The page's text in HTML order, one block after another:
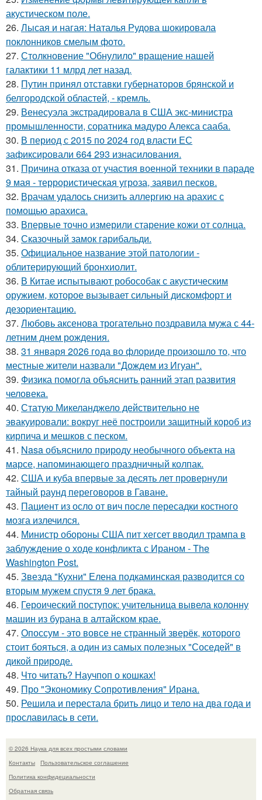
акустическом поле.
26. Лысая и нагая: Наталья Рудова шокировала
поклонников смелым фото.
27. Столкновение "Обнулило" вращение нашей
галактики 11 млрд лет назад.
28. Путин принял отставки губернаторов брянской и
белгородской областей, - кремль.
29. Венесуэла экстрадировала в США экс-министра
промышленности, соратника мадуро Алекса сааба.
30. В период с 2015 по 2024 год власти ЕС
зафиксировали 664 293 изнасилования.
31. Причина отказа от участия военной техники в параде
9 мая - террористическая угроза, заявил песков.
32. Врачам удалось снизить аллергию на арахис с
помощью арахиса.
33. Впервые точно измерили старение кожи от солнца.
34. Сказочный замок гарибальди.
35. Официальное название этой патологии -
облитерирующий бронхиолит.
36. В Китае испытывают робособак с акустическим
оружием, которое вызывает сильный дискомфорт и
дезориентацию.
37. Любовь аксенова трогательно поздравила мужа с 44-
летним днем рождения.
38. 31 января 2026 года во флориде произошло то, что
местные жители назвали "Дождем из Игуан".
39. Физика помогла объяснить ранний этап развития
человека.
40. Статую Микеланджело действительно не
эвакуировали: вокруг неё построили защитный короб из
кирпича и мешков с песком.
41. Nasa объяснило природу необычного объекта на
марсе, напоминающего праздничный колпак.
42. США и куба впервые за десять лет провернули
тайный раунд переговоров в Гаване.
43. Пациент из осло от вич после пересадки костного
мозга излечился.
44. Министр обороны США пит хегсет вводил трампа в
заблуждение о ходе конфликта с Ираном - The
Washington Post.
45. Звезда "Кухни" Елена подкаминская разводится со
вторым мужем спустя 9 лет брака.
46. Героический поступок: учительница вывела колонну
машин из бурана в алтайском крае.
47. Опоссум - это вовсе не странный зверёк, которого
стоит бояться, а один из самых полезных "Соседей" в
дикой природе.
48. Что читать? Научпоп о кошках!
49. Про "Экономику Сопротивления" Ирана.
50. Решила и перестала брить лицо и тело на два года и
прославилась в сети.
© 2026 Наука для всех простыми словами
Контакты
Пользовательское соглашение
Политика конфидециальности
Обратная связь